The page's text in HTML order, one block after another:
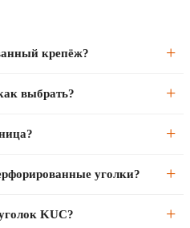
крепёж?
стропильные фермы,
выбрать?
элементов и лёгких
KUAS — асимметричный,
уголки?
гвозди запрещены — они
KUC?